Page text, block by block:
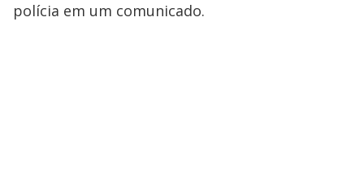
polícia em um comunicado.